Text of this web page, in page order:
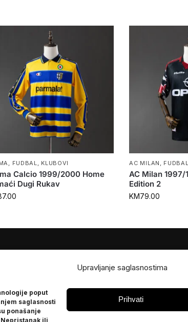
Upravljanje saglasnostima
poput
saglasnosti
ponašanje
ili
Prihvati
FUDBAL KLUBOVI
Calcio 1999/2000 Home
Dugi Rukav
AC MILAN FUDBAL
AC Milan
Edition 2
KM79.00
POMOĆ
Politika